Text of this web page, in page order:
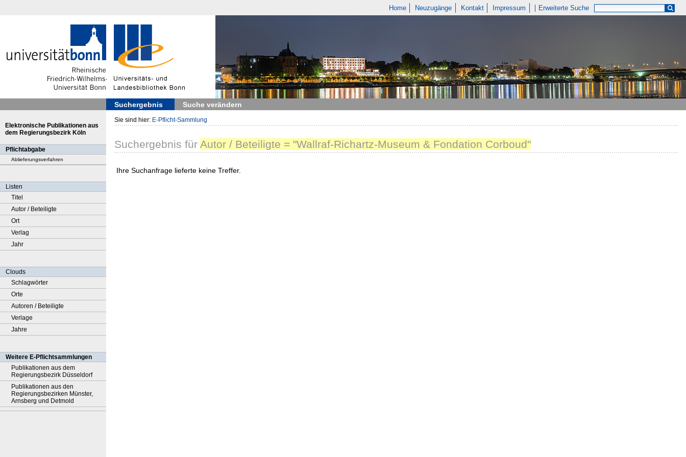
Home Neuzugänge Kontakt Impressum Erweiterte Suche
Suchergebnis Suche verändern
Elektronische Publikationen aus
dem Regierungsbezirk Köln
Pflichtabgabe
Ablieferungsverfahren
Listen
Titel
Autor / Beteiligte
Ort
Verlag
Jahr
Clouds
Schlagwörter
Orte
Autoren / Beteiligte
Verlage
Jahre
Weitere E-Pflichtsammlungen
Publikationen aus dem
Regierungsbezirk Düsseldorf
Publikationen aus den
Regierungsbezirken Münster,
Arnsberg und Detmold
Sie sind hier: E-Pflicht-Sammlung
Suchergebnis für Autor / Beteiligte = "Wallraf-Richartz-Museum & Fondation Corboud"
Ihre Suchanfrage lieferte keine Treffer.